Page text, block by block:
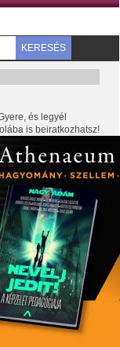
KERESÉS
és legyél
is beiratkozhatsz!